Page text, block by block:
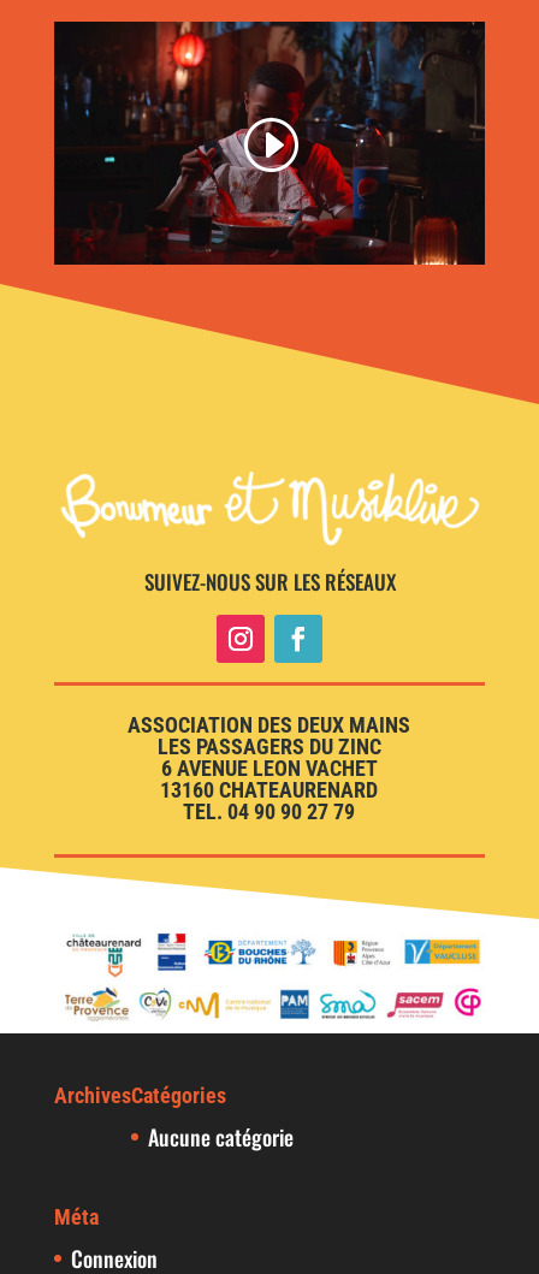
SUIVEZ-NOUS SUR LES RÉSEAUX
ASSOCIATION DES DEUX MAINS
LES PASSAGERS DU ZINC
6 AVENUE LEON VACHET
13160 CHATEAURENARD
TEL. 04 90 90 27 79
ArchivesCatégories
Aucune catégorie
Méta
Connexion